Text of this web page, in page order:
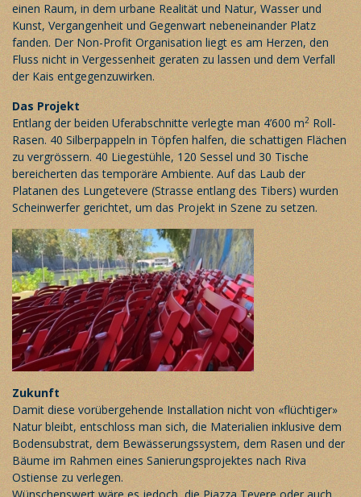
einen Raum, in dem urbane Realität und Natur, Wasser und
Kunst, Vergangenheit und Gegenwart nebeneinander Platz
fanden. Der Non-Profit Organisation liegt es am Herzen, den
Fluss nicht in Vergessenheit geraten zu lassen und dem Verfall
der Kais entgegenzuwirken.
Das Projekt
Entlang der beiden Uferabschnitte verlegte man 4’600 m2 Roll-
Rasen. 40 Silberpappeln in Töpfen halfen, die schattigen Flächen
zu vergrössern. 40 Liegestühle, 120 Sessel und 30 Tische
bereicherten das temporäre Ambiente. Auf das Laub der
Platanen des Lungetevere (Strasse entlang des Tibers) wurden
Scheinwerfer gerichtet, um das Projekt in Szene zu setzen.
Zukunft
Damit diese vorübergehende Installation nicht von «flüchtiger»
Natur bleibt, entschloss man sich, die Materialien inklusive dem
Bodensubstrat, dem Bewässerungssystem, dem Rasen und der
Bäume im Rahmen eines Sanierungsprojektes nach Riva
Ostiense zu verlegen.